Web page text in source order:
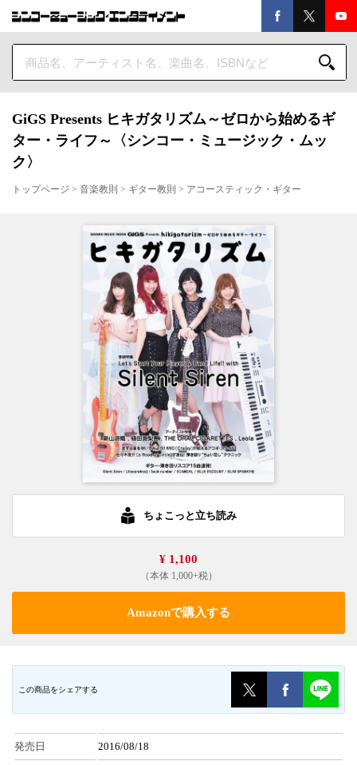
GiGS Presents ヒキガタリズム～ゼロから始めるギ
ター・ライフ～〈シンコー・ミュージック・ムッ
ク〉
トップページ > 音楽教則 > ギター教則 > アコースティック・ギター
ちょこっと立ち読み
¥ 1,100
（本体 1,000+税）
Amazonで購入する
この商品をシェアする
発売日 2016/08/18